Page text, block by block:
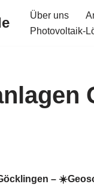
Über uns
Photovoltaik-
–